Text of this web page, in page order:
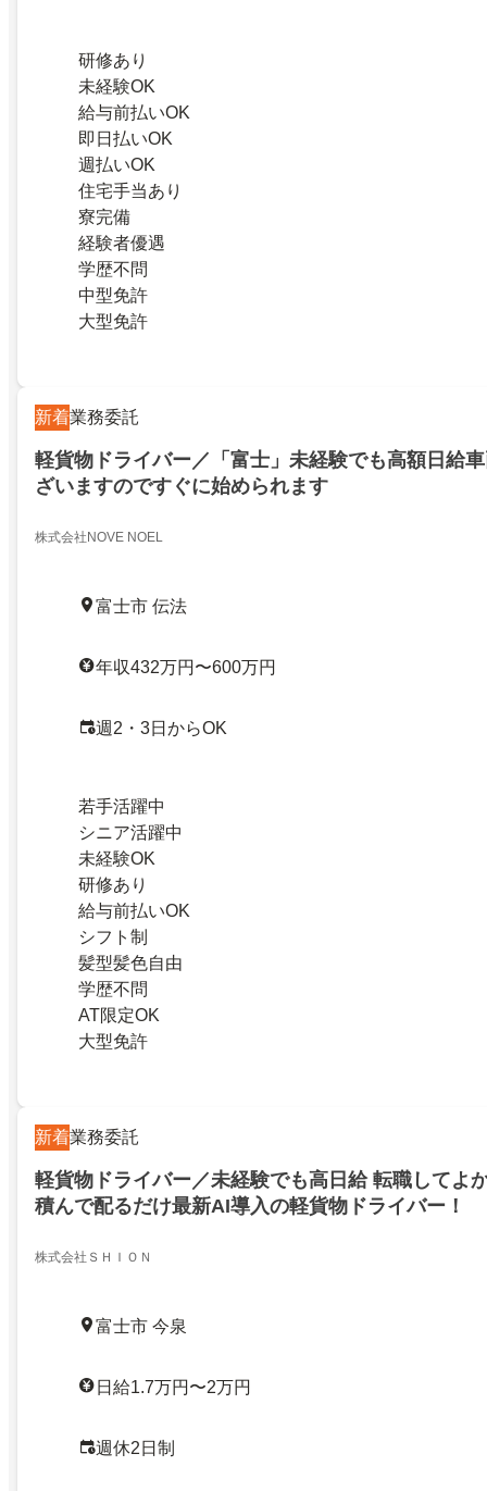
研修あり
未経験OK
給与前払いOK
即日払いOK
週払いOK
住宅手当あり
寮完備
経験者優遇
学歴不問
中型免許
大型免許
新着業務委託
軽貨物ドライバー／「富士」未経験でも高額日給
ざいますのですぐに始められます
株式会社NOVE NOEL
富士市 伝法
年収432万円〜600万円
週2・3日からOK
若手活躍中
シニア活躍中
未経験OK
研修あり
給与前払いOK
シフト制
髪型髪色自由
学歴不問
AT限定OK
大型免許
新着業務委託
軽貨物ドライバー／未経験でも高日給 転職してよ
積んで配るだけ最新AI導入の軽貨物ドライバー！
株式会社ＳＨＩＯＮ
富士市 今泉
日給1.7万円〜2万円
週休2日制